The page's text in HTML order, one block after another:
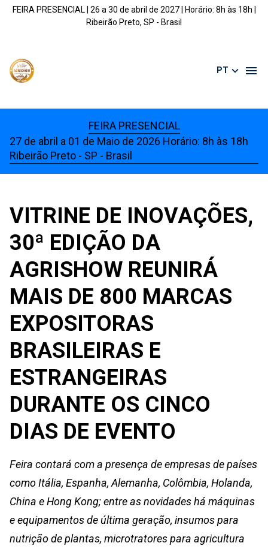
FEIRA PRESENCIAL | 26 a 30 de abril de 2027 | Horário: 8h às 18h |
Ribeirão Preto, SP - Brasil
PT
FEIRA PRESENCIAL
27 de abril a 01 de Maio de 2026 Horário: 8h às 18h
Ribeirão Preto - SP - Brasil
VITRINE DE INOVAÇÕES,
30ª EDIÇÃO DA
AGRISHOW REUNIRÁ
MAIS DE 800 MARCAS
EXPOSITORAS
BRASILEIRAS E
ESTRANGEIRAS
DURANTE OS CINCO
DIAS DE EVENTO
Feira contará com a presença de empresas de países
como Itália, Espanha, Alemanha, Colômbia, Holanda,
China e Hong Kong; entre as novidades há máquinas
e equipamentos de última geração, insumos para
nutrição de plantas, microtratores para agricultura